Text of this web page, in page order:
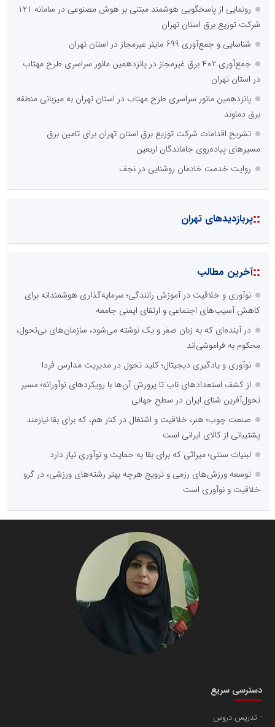
رونمایی از پاسخگویی هوشمند مبتنی بر هوش مصنوعی در سامانه ۱۲۱
شرکت توزیع برق استان تهران
شناسایی و جمع‌آوری 699 ماینر غیرمجاز در استان تهران
جمع‌آوری ۴۰۲ برق غیرمجاز در پانزدهمین مانور سراسری طرح مهتاب
در استان تهران
پانزدهمین مانور سراسری طرح مهتاب در استان تهران به میزبانی منطقه
برق دماوند
تشریح اقدامات شرکت توزیع برق استان تهران برای تامین برق
مسیرهای پیاده‌روی جاماندگان اربعین
روایت خدمت خادمان روشنایی در نجف
::پربازدیدهای تهران
::آخرین مطالب
نوآوری و خلاقیت در آموزش رانندگی؛ سرمایه‌گذاری هوشمندانه برای
کاهش آسیب‌های اجتماعی و ارتقای ایمنی جامعه
در آینده‌ای که به زبان صفر و یک نوشته می‌شود، سازمان‌های بی‌تحول،
محکوم به فراموشی‌اند
نوآوری و یادگیری دیجیتال؛ کلید تحول در مدیریت مدارس فردا
از کشف استعدادهای ناب تا پرورش آن‌ها با رویکردهای نوآورانه؛ مسیر
تحول‌آفرین شنای ایران در سطح جهانی
صنعت چوب؛ هنر، خلاقیت و اشتغال در کنار هم، که برای بقا نیازمند
پشتیبانی از کالای ایرانی است
لبنیات سنتی؛ میراثی که برای بقا به حمایت و نوآوری نیاز دارد
توسعه ورزش‌های رزمی و ترویج هرچه بهتر رشته‌های ورزشی، در گرو
خلاقیت و نوآوری است
دسترسی سریع
تدریس دروس